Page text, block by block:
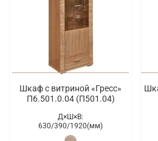
Шкаф с витриной «Гресс»
П6.501.0.04 (П501.04)
Д×Ш×В:
630/390/1920(мм)